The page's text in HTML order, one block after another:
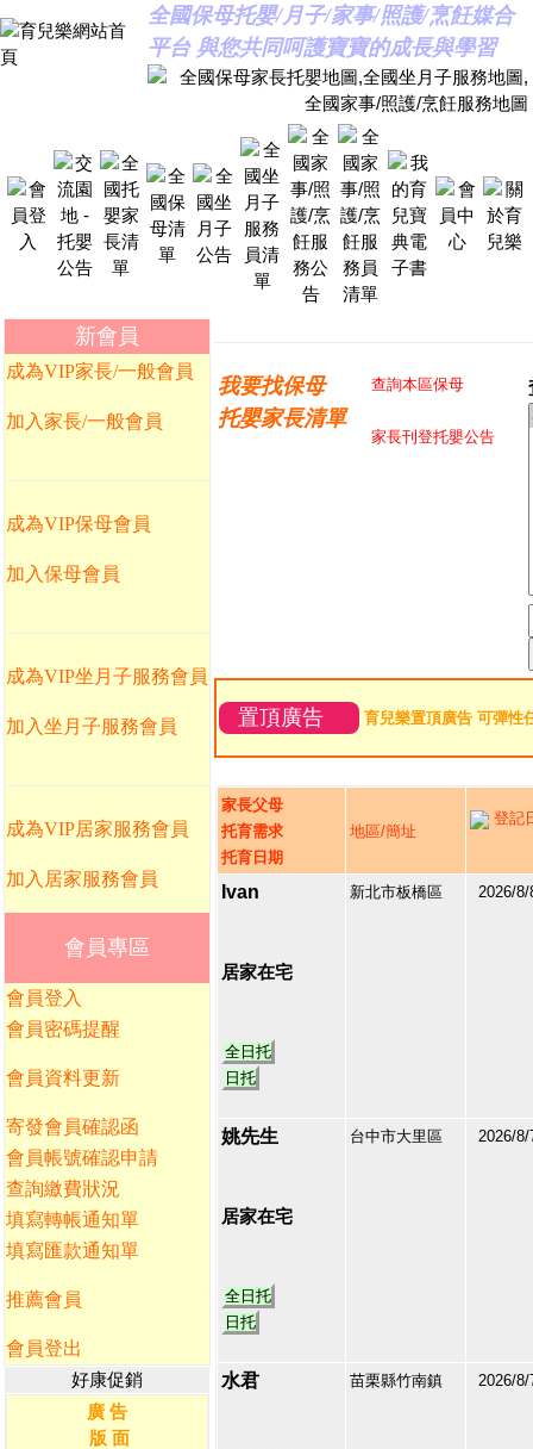
全國保母托嬰/月子/家事/照護/烹飪媒合
平台 與您共同呵護寶寶的成長與學習
新會員
成為VIP家長/一般會員
加入家長/一般會員
成為VIP保母會員
加入保母會員
成為VIP坐月子服務會員
加入坐月子服務會員
成為VIP居家服務會員
加入居家服務會員
會員專區
會員登入
會員密碼提醒
會員資料更新
寄發會員確認函
會員帳號確認申請
查詢繳費狀況
填寫轉帳通知單
填寫匯款通知單
推薦會員
會員登出
好康促銷
廣 告
版 面
我要找保母
托嬰家長清單
查詢本區保母
家長刊登托嬰公告
置頂廣告 育兒樂置頂廣告 可彈性
家長父母
托育需求
托育日期
地區/簡址
登記
Ivan
居家在宅
全日托
日托
新北市板橋區 2026/8/
姚先生
居家在宅
全日托
日托
台中市大里區 2026/8/
水君 苗栗縣竹南鎮 2026/8/